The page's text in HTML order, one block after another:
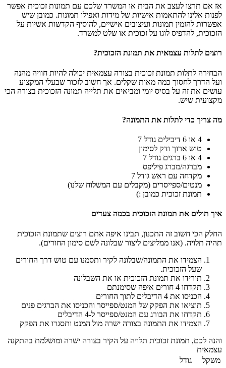
אז אם תרצו לעצב את הבית או המשרד שלכם עם תמונות זכוכית אפשר
לפנות אלינו להתאמות אישיות של מידות ואפילו תמונות. כמובן שיש
אפשרות להזמין תמונות ועיצובים אישיים, להוסיף הקדשות אשיות על
הזכוכית, להדפיס לוגו על זכוכית או שלט למשרד.
רוצים לתלות עצמאית את תמונת הזכוכית?
הבחירה לתלות תמונת זכוכית בצורה עצמאית יכולה להיות חוויה מהנה
ועל הדרך לחסוך כמה מאות שקלים. אך חשוב לזכור שבעלי המקצוע
עושים את זה על בסיס יומי ומביאים את תלייה תמונה הזכוכית בצורה הכי
מקצועית שיש.
מה צריך כדי לתלות את התמונה?
4 או 6 דיבילים גודל 7
טוש ארוך ודק לסימון
4 או 6 ברגים גודל 7
מברגה/מברג פיליפס
מקדחה עם ראש גודל 7
מנטים/ספייסרים (מקבלים עם המשלוח שלנו)
תמונת זכוכית כמובן :)
איך תולים את תמונת הזכוכית בכמה צעדים
החלק הכי חשוב זה התכנון, תבינו איפה אתם רוצים שתמונת הזכוכית
תהיה תלויה. (אנו ממליצים ליצור שבלונה לשם סימון החורים).
הצמידו את התמונה/שבלונה לקיר ותסמנו עם טוש דרך החורים
שעל הזכוכית.
תורידו את תמונת הזכוכית או את השבלונה
תקדחו 4 חורים איפה שסימנתם
הכניסו את 4 הדיבלים לתוך החורים
תוציאו את הפקק של המנט/ספייסר והכניסו את הברגים פנים
תקדחו את הבורג עם המנט/ספייסר ל-4 הדיבלים
הצמידו את התמונה בצורה ישרה מול המנט ותסגרו את הפקק
והנה לכם, תמונת זכוכית תלויה על הקיר בצורה ישרה ומושלמת בהתקנה
עצמאית
משקל
גודל